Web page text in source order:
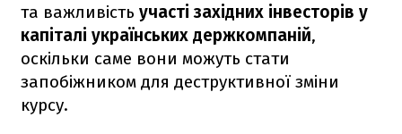
та важливість участі західних інвесторів у
капіталі українських держкомпаній,
оскільки саме вони можуть стати
запобіжником для деструктивної зміни
курсу.